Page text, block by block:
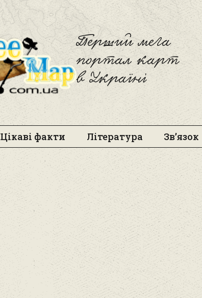
Freemap
Перший мега
портал карт
в Україні
Цікаві факти Література Зв’язок